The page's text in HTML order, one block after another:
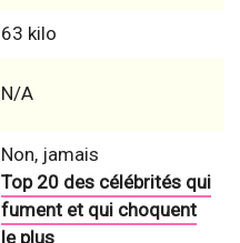
63 kilo
N/A
Non, jamais
Top 20 des célébrités qui
fument et qui choquent
le plus